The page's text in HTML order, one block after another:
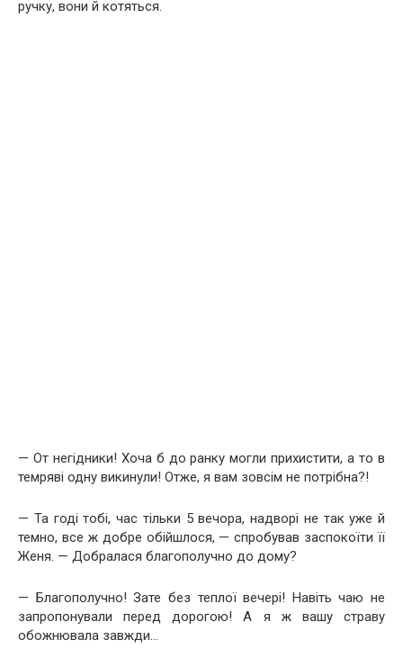
ручку, вони й котяться.
— От негідники! Хоча б до ранку могли прихистити, а то в
темряві одну викинули! Отже, я вам зовсім не потрібна?!
— Та годі тобі, час тільки 5 вечора, надворі не так уже й
темно, все ж добре обійшлося, — спробував заспокоїти її
Женя. — Добралася благополучно до дому?
— Благополучно! Зате без теплої вечері! Навіть чаю не
запропонували перед дорогою! А я ж вашу страву
обожнювала завжди…